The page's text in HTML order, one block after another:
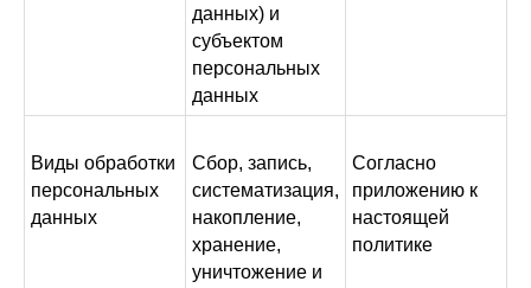
данных) и
субъектом
персональных
данных
Виды обработки
персональных
данных
Сбор, запись,
систематизация,
накопление,
хранение,
уничтожение и
Согласно
приложению к
настоящей
политике